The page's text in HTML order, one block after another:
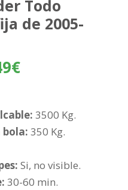
Todo
de 2005-
€Rango
desde
198,98€
274,49€
3500 Kg.
bola: 350 Kg.
Si, no visible.
30-60 min.